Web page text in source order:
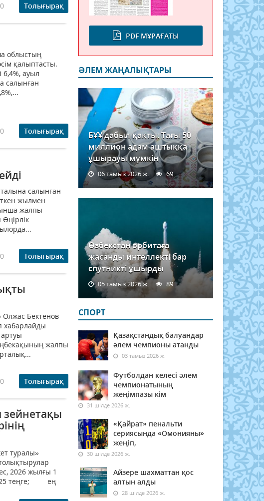
0 Толығырақ
облыстың
қалыптасты.
6,4%, ауыл
салынған
0 Толығырақ
салынған
жылмен
жалпы
0 Толығырақ
Олжас Бектенов
хабарлайды
жалпы
0 Толығырақ
туралы»
2026 жылғы 1
4325 теңге; ең
PDF МҰРАҒАТЫ
ӘЛЕМ ЖАҢАЛЫҚТАРЫ
БҰҰ дабыл қақты: Тағы 50
миллион адам аштыққа
ұшырауы мүмкін
06 тамыз 2026 ж. 69
Өзбекстан орбитаға
жасанды интеллекті бар
спутникті ұшырды
05 тамыз 2026 ж. 89
СПОРТ
Қазақстандық балуандар
әлем чемпионы атанды
03 тамыз 2026 ж.
Футболдан келесі әлем
чемпионатының
жеңімпазы кім
31 шілде 2026 ж.
«Қайрат» пенальти
сериясында «Омонияны»
жеңіп,
30 шілде 2026 ж.
Айзере шахматтан қос
алтын алды
28 шілде 2026 ж.